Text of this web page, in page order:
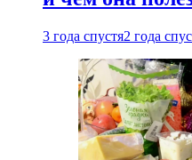
3 года спустя2 года